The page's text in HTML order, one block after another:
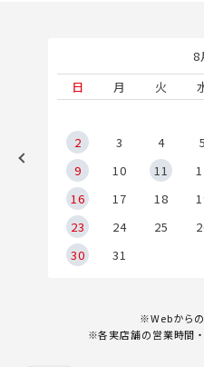
8
日
月 火
2
3 4 5
9
10 11
16
17 18
23
24 25
30
31
※Webから
※各実店舗の営業時間